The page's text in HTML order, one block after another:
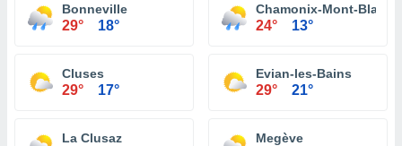
Bonneville
29° 18°
Chamonix-Mont-Blanc
24° 13°
Cluses
29° 17°
Evian-les-Bains
29° 21°
La Clusaz Megève